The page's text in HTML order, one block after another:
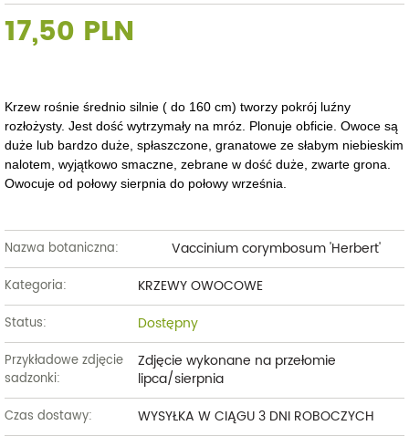
17,50 PLN
Krzew rośnie średnio silnie ( do 160 cm) tworzy pokrój luźny
rozłożysty. Jest dość wytrzymały na mróz. Plonuje obficie. Owoce są
duże lub bardzo duże, spłaszczone, granatowe ze słabym niebieskim
nalotem, wyjątkowo smaczne, zebrane w dość duże, zwarte grona.
Owocuje od połowy sierpnia do połowy września.
Nazwa botaniczna: Vaccinium corymbosum 'Herbert'
Kategoria: KRZEWY OWOCOWE
Status: Dostępny
Przykładowe zdjęcie
sadzonki:
Zdjęcie wykonane na przełomie
lipca/sierpnia
Czas dostawy: WYSYŁKA W CIĄGU 3 DNI ROBOCZYCH